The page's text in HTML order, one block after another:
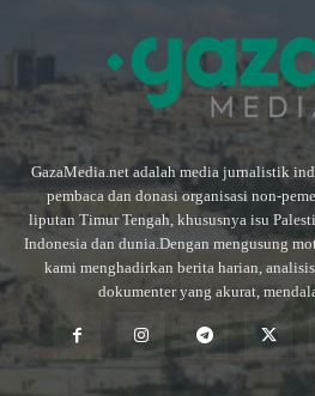
GazaMedia.net adalah media jurnalistik
pembaca dan donasi organisasi non-
liputan Timur Tengah, khususnya isu
Indonesia dan dunia.Dengan mengusung
kami menghadirkan berita harian,
dokumenter yang akurat,